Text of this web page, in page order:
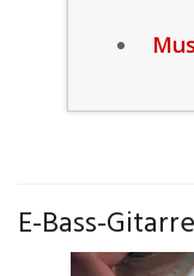
E-Bass-